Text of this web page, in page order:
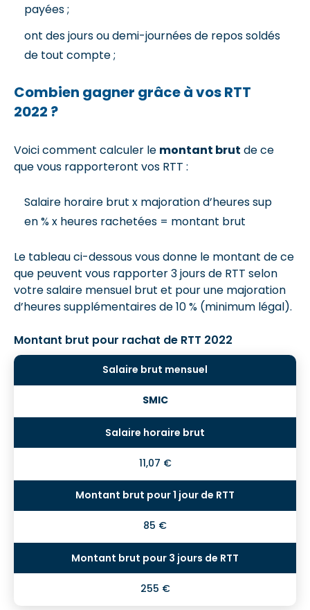
payées ;
ont des jours ou demi-journées de repos soldés
de tout compte ;
Combien gagner grâce à vos RTT
2022 ?
Voici comment calculer le montant brut de ce
que vous rapporteront vos RTT :
Salaire horaire brut x majoration d’heures sup
en % x heures rachetées = montant brut
Le tableau ci-dessous vous donne le montant de ce
que peuvent vous rapporter 3 jours de RTT selon
votre salaire mensuel brut et pour une majoration
d’heures supplémentaires de 10 % (minimum légal).
Montant brut pour rachat de RTT 2022
SMIC
11,07 €
85 €
255 €